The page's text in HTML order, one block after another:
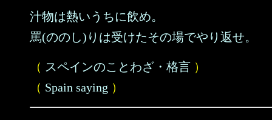
汁物は熱いうちに飲め。
罵(ののし)りは受けたその場でやり返せ。
（ スペインのことわざ・格言 ）
（ Spain saying ）